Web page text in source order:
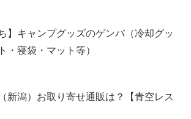
】キャンプグッズのゲンバ（冷却グッ
・寝袋・マット等）
新潟）お取り寄せ通販は？【青空レス